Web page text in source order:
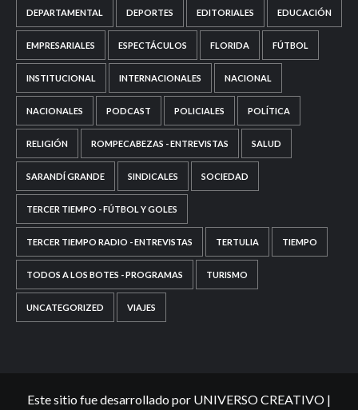
DEPARTAMENTAL DEPORTES EDITORIALES EDUCACIÓN
EMPRESARIALES ESPECTÁCULOS FLORIDA FÚTBOL
INSTITUCIONAL INTERNACIONALES NACIONAL
NACIONALES PODCAST POLICIALES POLÍTICA
RELIGIÓN ROMPECABEZAS - ENTREVISTAS SALUD
SARANDÍ GRANDE SINDICALES SOCIEDAD
TERCER TIEMPO - FÚTBOL Y GOLES
TERCER TIEMPO RADIO - ENTREVISTAS TERTULIA TIEMPO
TODOS A LOS BOTES - PROGRAMAS TURISMO
UNCATEGORIZED VIAJES
Este sitio fue desarrollado por UNIVERSO CREATIVO |